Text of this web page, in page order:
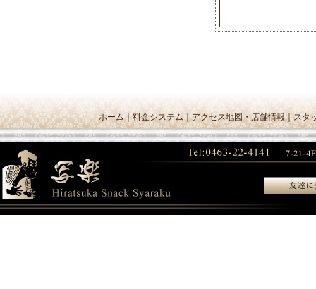
ホーム｜料金システム｜アクセス地図・店舗情報｜ スタ